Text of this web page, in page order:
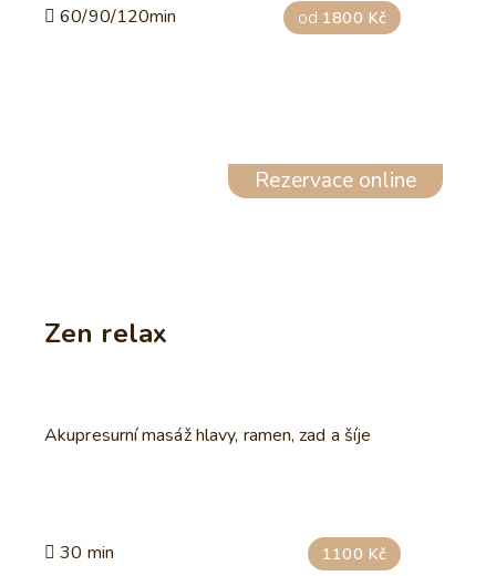
60/90/120min od 1800 Kč
Rezervace online
Zen relax
Akupresurní masáž hlavy, ramen, zad a šíje
30 min 1100 Kč